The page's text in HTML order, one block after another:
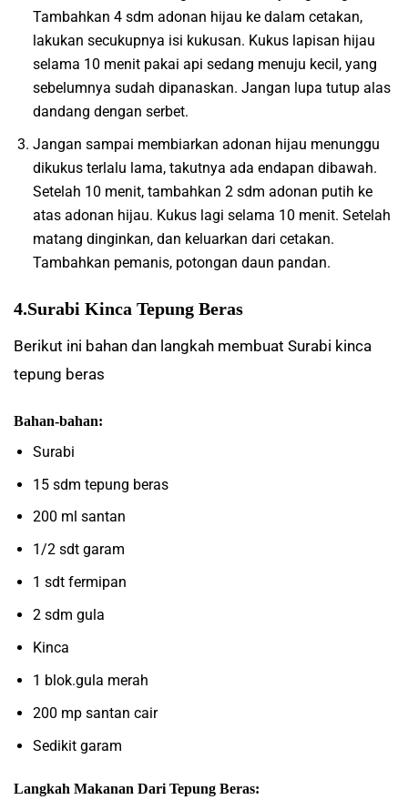
Tambahkan 4 sdm adonan hijau ke dalam cetakan,
lakukan secukupnya isi kukusan. Kukus lapisan hijau
selama 10 menit pakai api sedang menuju kecil, yang
sebelumnya sudah dipanaskan. Jangan lupa tutup alas
dandang dengan serbet.
Jangan sampai membiarkan adonan hijau menunggu
dikukus terlalu lama, takutnya ada endapan dibawah.
Setelah 10 menit, tambahkan 2 sdm adonan putih ke
atas adonan hijau. Kukus lagi selama 10 menit. Setelah
matang dinginkan, dan keluarkan dari cetakan.
Tambahkan pemanis, potongan daun pandan.
4.Surabi Kinca Tepung Beras
Berikut ini bahan dan langkah membuat Surabi kinca
tepung beras
Bahan-bahan:
Surabi
15 sdm tepung beras
200 ml santan
1/2 sdt garam
1 sdt fermipan
2 sdm gula
Kinca
1 blok.gula merah
200 mp santan cair
Sedikit garam
Langkah Makanan Dari Tepung Beras: